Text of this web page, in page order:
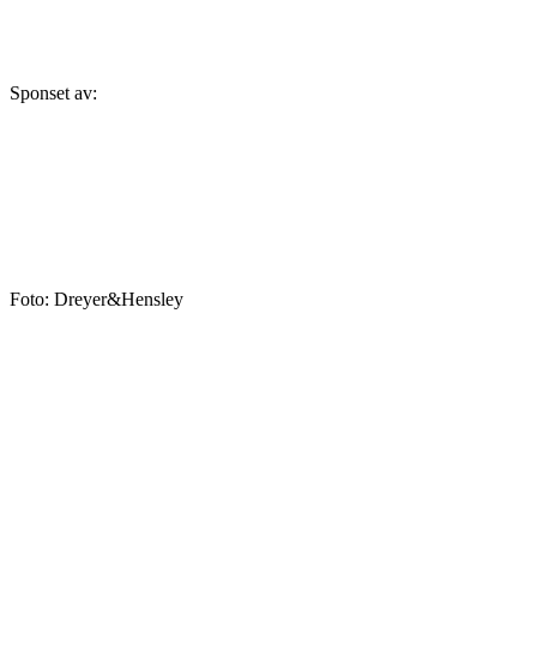
Sponset av:
Foto: Dreyer&Hensley